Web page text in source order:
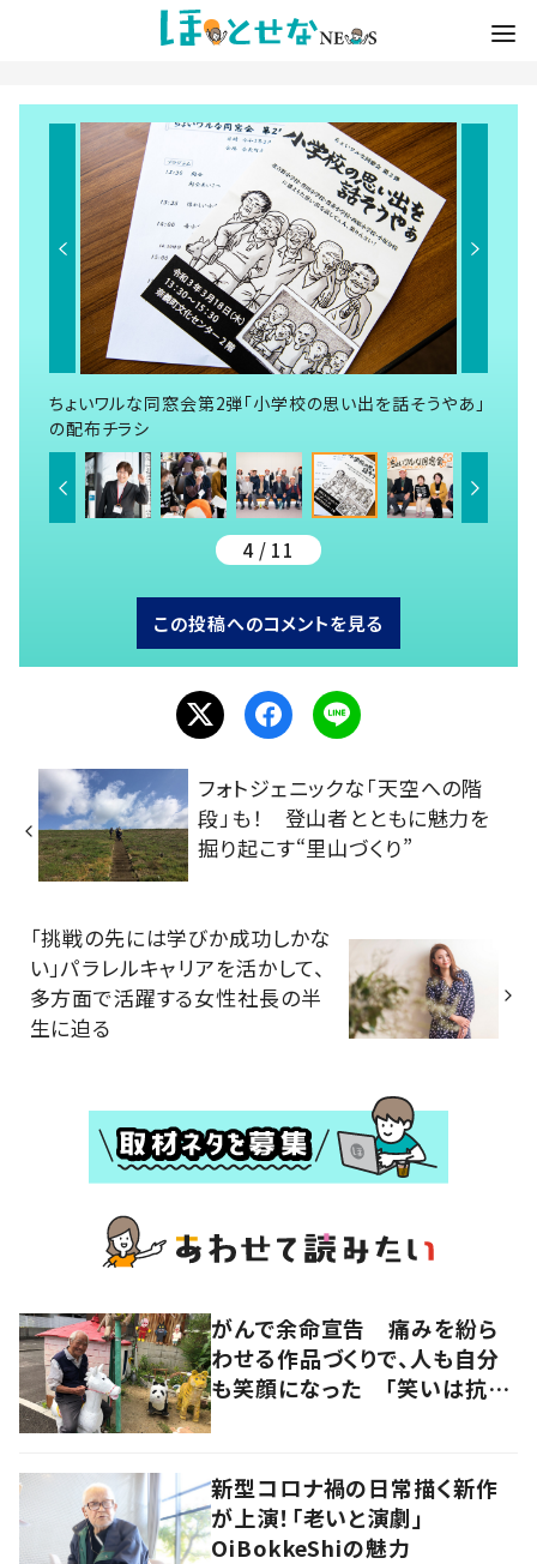
ちょいワルな同窓会第2弾「小学校の思い出を話そうやあ」
の配布チラシ
4 / 11
この投稿へのコメントを見る
フォトジェニックな「天空への階
段」も！ 登山者とともに魅力を
掘り起こす“里山づくり”
「挑戦の先には学びか成功しかな
い」パラレルキャリアを活かして、
多方面で活躍する女性社長の半
生に迫る
がんで余命宣告 痛みを紛ら
わせる作品づくりで、人も自分
も笑顔になった 「笑いは抗が
新型コロナ禍の日常描く新作
が上演！「老いと演劇」
OiBokkeShiの魅力